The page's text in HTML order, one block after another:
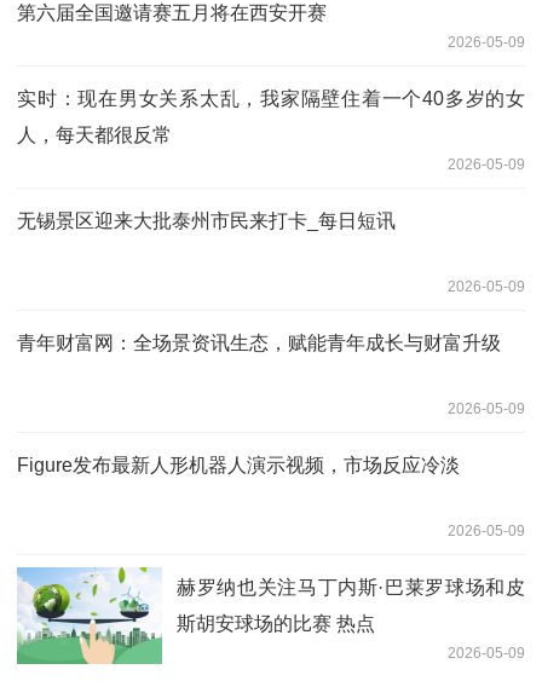
第六届全国邀请赛五月将在西安开赛
2026-05-09
实时：现在男女关系太乱，我家隔壁住着一个40多岁的女
人，每天都很反常
2026-05-09
无锡景区迎来大批泰州市民来打卡_每日短讯
2026-05-09
青年财富网：全场景资讯生态，赋能青年成长与财富升级
2026-05-09
Figure发布最新人形机器人演示视频，市场反应冷淡
2026-05-09
赫罗纳也关注马丁内斯·巴莱罗球场和皮
斯胡安球场的比赛 热点
2026-05-09